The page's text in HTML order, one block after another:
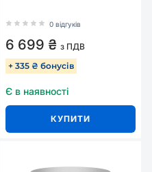
0 відгуків
6 699 ₴ з ПДВ
+ 335 ₴ бонусів
Є в наявності
КУПИТИ